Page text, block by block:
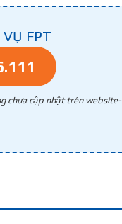
FPT
chưa cập nhật trên